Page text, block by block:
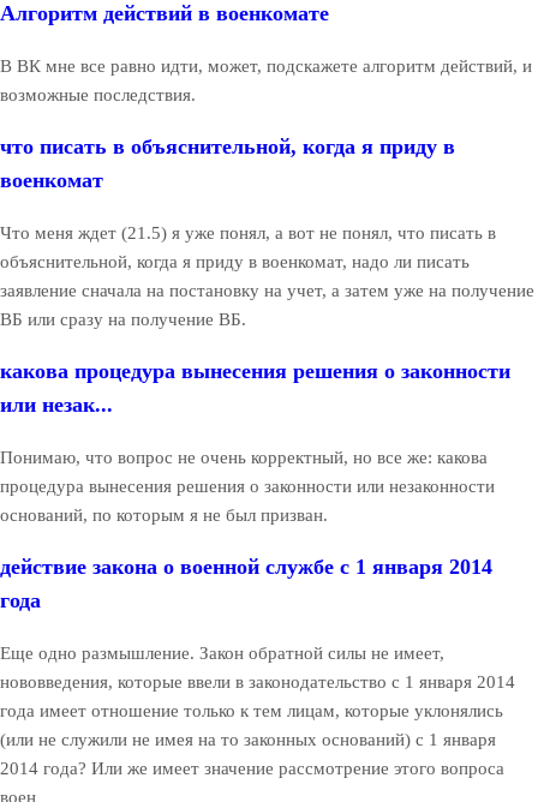
Алгоритм действий в военкомате
В ВК мне все равно идти, может, подскажете алгоритм действий, и
возможные последствия.
что писать в объяснительной, когда я приду в
военкомат
Что меня ждет (21.5) я уже понял, а вот не понял, что писать в
объяснительной, когда я приду в военкомат, надо ли писать
заявление сначала на постановку на учет, а затем уже на получение
ВБ или сразу на получение ВБ.
какова процедура вынесения решения о законности
или незак...
Понимаю, что вопрос не очень корректный, но все же: какова
процедура вынесения решения о законности или незаконности
оснований, по которым я не был призван.
действие закона о военной службе с 1 января 2014
года
Еще одно размышление. Закон обратной силы не имеет,
нововведения, которые ввели в законодательство с 1 января 2014
года имеет отношение только к тем лицам, которые уклонялись
(или не служили не имея на то законных оснований) с 1 января
2014 года? Или же имеет значение рассмотрение этого вопроса
воен